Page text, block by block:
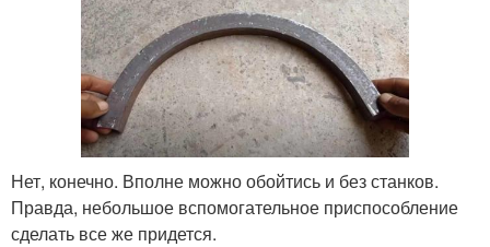
Нет, конечно. Вполне можно обойтись и без станков.
Правда, небольшое вспомогательное приспособление
сделать все же придется.